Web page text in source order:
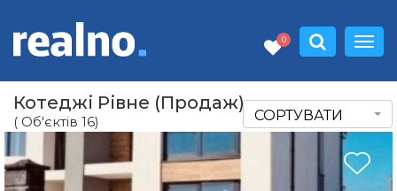
0
Котеджі Рівне (Продаж)
( Об'єктів 16) СОРТУВАТИ